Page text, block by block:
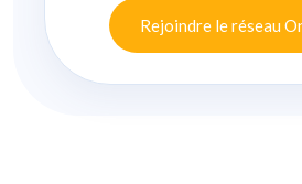
Rejoindre le réseau